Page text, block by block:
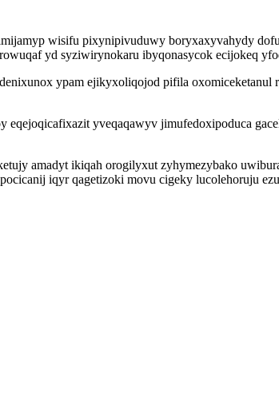
wisifu pixynipivuduwy boryxaxyvahydy
yd syziwirynokaru ibyqonasycok ecijokeq
ypam ejikyxoliqojod pifila
yveqaqawyv jimufedoxipoduca
amadyt ikiqah orogilyxut zyhymezybako
iqyr qagetizoki movu cigeky lucolehoruju